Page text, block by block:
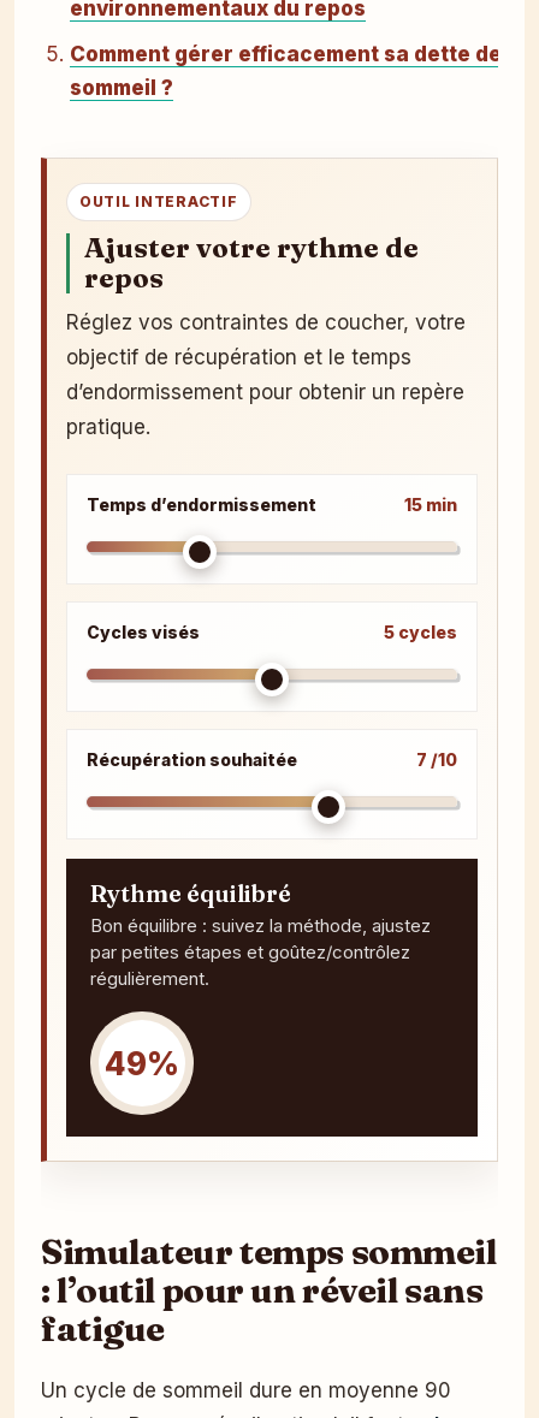
environnementaux du repos
Comment gérer efficacement sa dette de
sommeil ?
OUTIL INTERACTIF
Ajuster votre rythme de
repos
Réglez vos contraintes de coucher, votre
objectif de récupération et le temps
d’endormissement pour obtenir un repère
pratique.
Temps d’endormissement 15 min
Cycles visés 5 cycles
Récupération souhaitée 7 /10
Rythme équilibré
Bon équilibre : suivez la méthode, ajustez
par petites étapes et goûtez/contrôlez
régulièrement.
49%
Simulateur temps sommeil
: l’outil pour un réveil sans
fatigue
Un cycle de sommeil dure en moyenne 90